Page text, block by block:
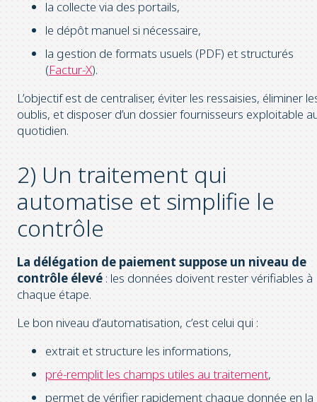
la collecte via des portails,
le dépôt manuel si nécessaire,
la gestion de formats usuels (PDF) et structurés
(Factur-X).
L’objectif est de centraliser, éviter les ressaisies, éliminer
oublis, et disposer d’un dossier fournisseurs exploitable
quotidien.
2) Un traitement qui
automatise et simplifie le
contrôle
La délégation de paiement suppose un niveau de
contrôle élevé : les données doivent rester vérifiables à
chaque étape.
Le bon niveau d’automatisation, c’est celui qui :
extrait et structure les informations,
pré-remplit les champs utiles au traitement,
permet de vérifier rapidement chaque donnée en la